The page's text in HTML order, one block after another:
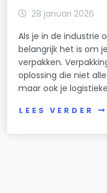
28 januari 2026
Als je in de industrie
belangrijk het is om
verpakken.
oplossing die niet
maar ook je
LEES VERDER